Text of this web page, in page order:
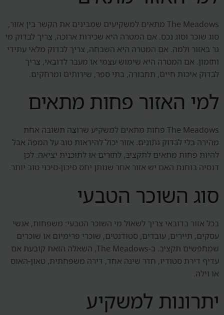
The Meadows מתאים למשקיעים שמבינים את הקשר בין אזור,
סוג שוכר וסוג נכס. אם המטרה היא שכירות ארוכה, צריך לבדוק מי
גר באזור ולמה. אם המטרה היא השבחה, צריך לבדוק מלאי עתידי
ותזמון. אם המטרה היא שימוש עצמי או מעבר לדובאי, צריך
לבדוק איכות חיים, תחבורה, בתי ספר, שירותים ומרחקים.
למי האזור פחות מתאים
The Meadows פחות מתאים למשקיע שרוצה תשובה אחת
מהירה בלי לבדוק נתונים. אזור יכול להיראות טוב על המפה אבל
להיות פחות מתאים לתקציב, לתזרים או לתוכנית יציאה. לכן
דנסיה בוחנת האם יש אזור אחר שנותן יחס סיכון-סיכוי טוב יותר.
סוג השוכר הטבעי
בכל אזור בדובאי צריך לשאול מי השוכר הטבעי: משפחות, אנשי
עסקים, תיירים, עובדים, סטודנטים, שוכרי פרימיום או שוכרים
שמחפשים תקציב. ב-The Meadows, השאלה הזאת קובעת אם
עדיף דירת סטודיו, חדר שינה אחד, דירה משפחתית, טאון-האוס
או וילה.
יתרונות למשקיע